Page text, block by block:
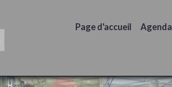
Page d'accueil Agenda